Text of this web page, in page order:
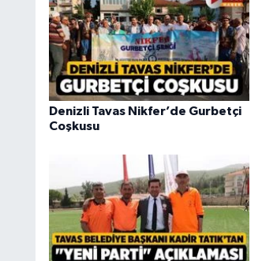
Denizli Tavas Nikfer’de Gurbetçi
Coşkusu